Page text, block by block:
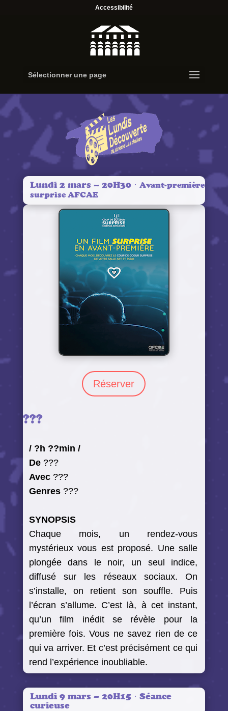
Accessibilité
Sélectionner une page
Lundi 2 mars – 20H30 · Avant-première
surprise AFCAE
Réserver
???
/?h ??min /
De???
Avec???
Genres???
SYNOPSIS
Chaque mois, un rendez-vous
mystérieux vous est proposé. Une salle
plongée dans le noir, un seul indice,
diffusé sur les réseaux sociaux. On
s’installe, on retient son souffle. Puis
l’écran s’allume. C’est là, à cet instant,
qu’un film inédit se révèle pour la
première fois. Vous ne savez rien de ce
qui va arriver. Et c’est précisément ce qui
rend l’expérience inoubliable.
Lundi 9 mars – 20H15 · Séance
curieuse